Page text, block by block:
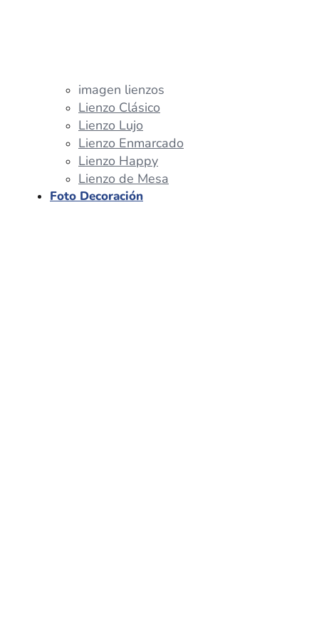
imagen lienzos
Lienzo Clásico
Lienzo Lujo
Lienzo Enmarcado
Lienzo Happy
Lienzo de Mesa
Foto Decoración